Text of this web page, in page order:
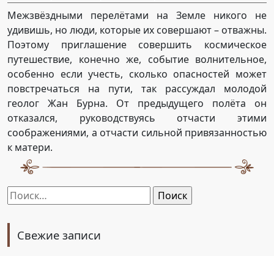
Межзвёздными перелётами на Земле никого не
удивишь, но люди, которые их совершают – отважны.
Поэтому приглашение совершить космическое
путешествие, конечно же, событие волнительное,
особенно если учесть, сколько опасностей может
повстречаться на пути, так рассуждал молодой
геолог Жан Бурна. От предыдущего полёта он
отказался, руководствуясь отчасти этими
соображениями, а отчасти сильной привязанностью
к матери.
Найти:
Свежие записи